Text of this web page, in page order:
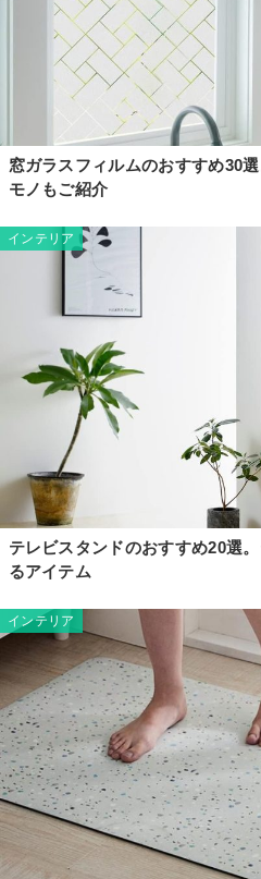
窓ガラスフィルムのおすすめ30
モノもご紹介
インテリア
テレビスタンドのおすすめ20選
るアイテム
インテリア